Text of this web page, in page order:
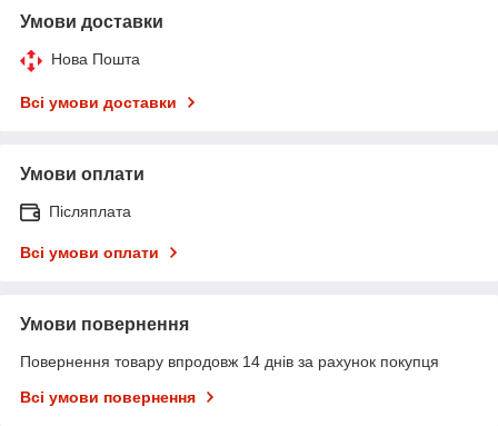
Умови доставки
Нова Пошта
Всі умови доставки
Умови оплати
Післяплата
Всі умови оплати
Умови повернення
Повернення товару впродовж 14 днів за рахунок покупця
Всі умови повернення